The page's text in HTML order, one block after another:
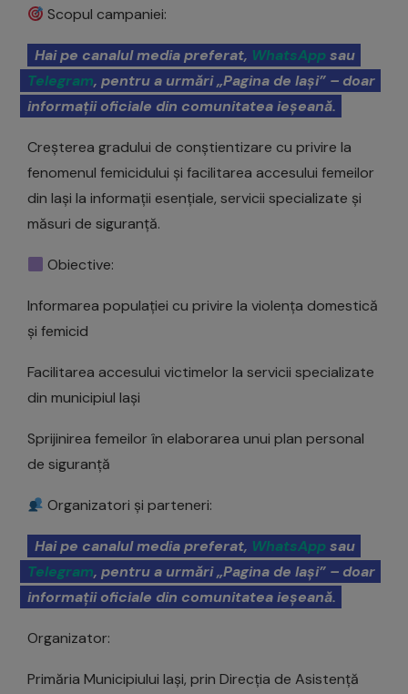
Scopul campaniei:
Hai pe canalul media preferat, WhatsAppsau
Telegram, pentru a urmări „Pagina de Iași” – doar
informații oficiale din comunitatea ieșeană.
Creșterea gradului de conștientizare cu privire la
fenomenul femicidului și facilitarea accesului femeilor
din Iași la informații esențiale, servicii specializate și
măsuri de siguranță.
Obiective:
Informarea populației cu privire la violența domestică
și femicid
Facilitarea accesului victimelor la servicii specializate
din municipiul Iași
Sprijinirea femeilor în elaborarea unui plan personal
de siguranță
Organizatori și parteneri:
Hai pe canalul media preferat, WhatsAppsau
Telegram, pentru a urmări „Pagina de Iași” – doar
informații oficiale din comunitatea ieșeană.
Organizator:
Primăria Municipiului Iași, prin Direcția de Asistență